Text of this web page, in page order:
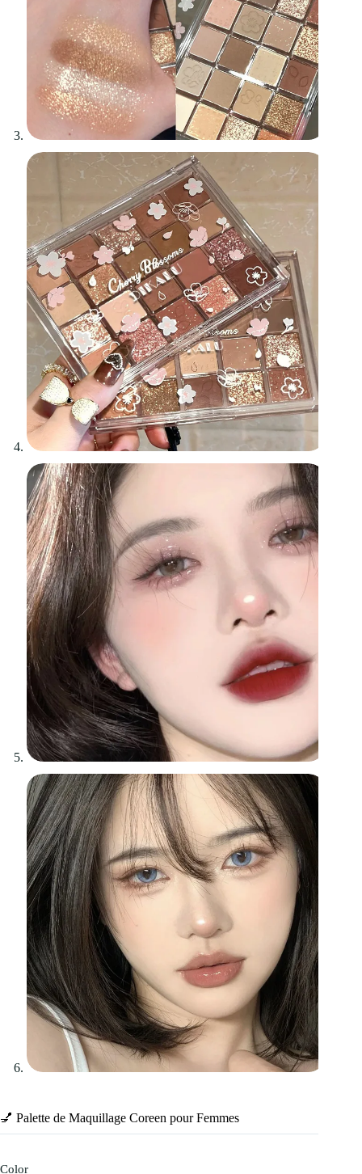
💅 Palette de Maquillage Coreen pour Femmes
Color